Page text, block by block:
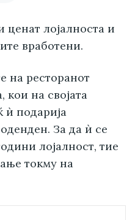
ценат лојалноста и
вработени.
на ресторанот
кои на својата
ѝ подарија
За да ѝ се
лојалност, тие
токму на